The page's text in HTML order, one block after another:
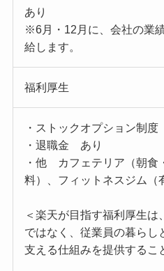
あり
※6月・12月に、会社の業
給します。
福利厚生
・ストックオプション制
・退職金 あり
・他 カフェテリア（朝食
料）、フィットネスジム（
＜楽天が目指す福利厚生
ではなく、従業員の暮らし
支える仕組みを提供するこ